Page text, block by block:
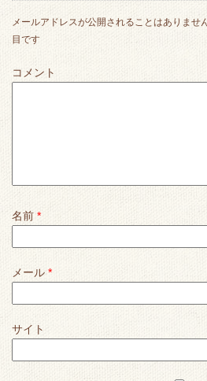
メールアドレスが公開されることはありませ
目です
コメント
名前 *
メール *
サイト